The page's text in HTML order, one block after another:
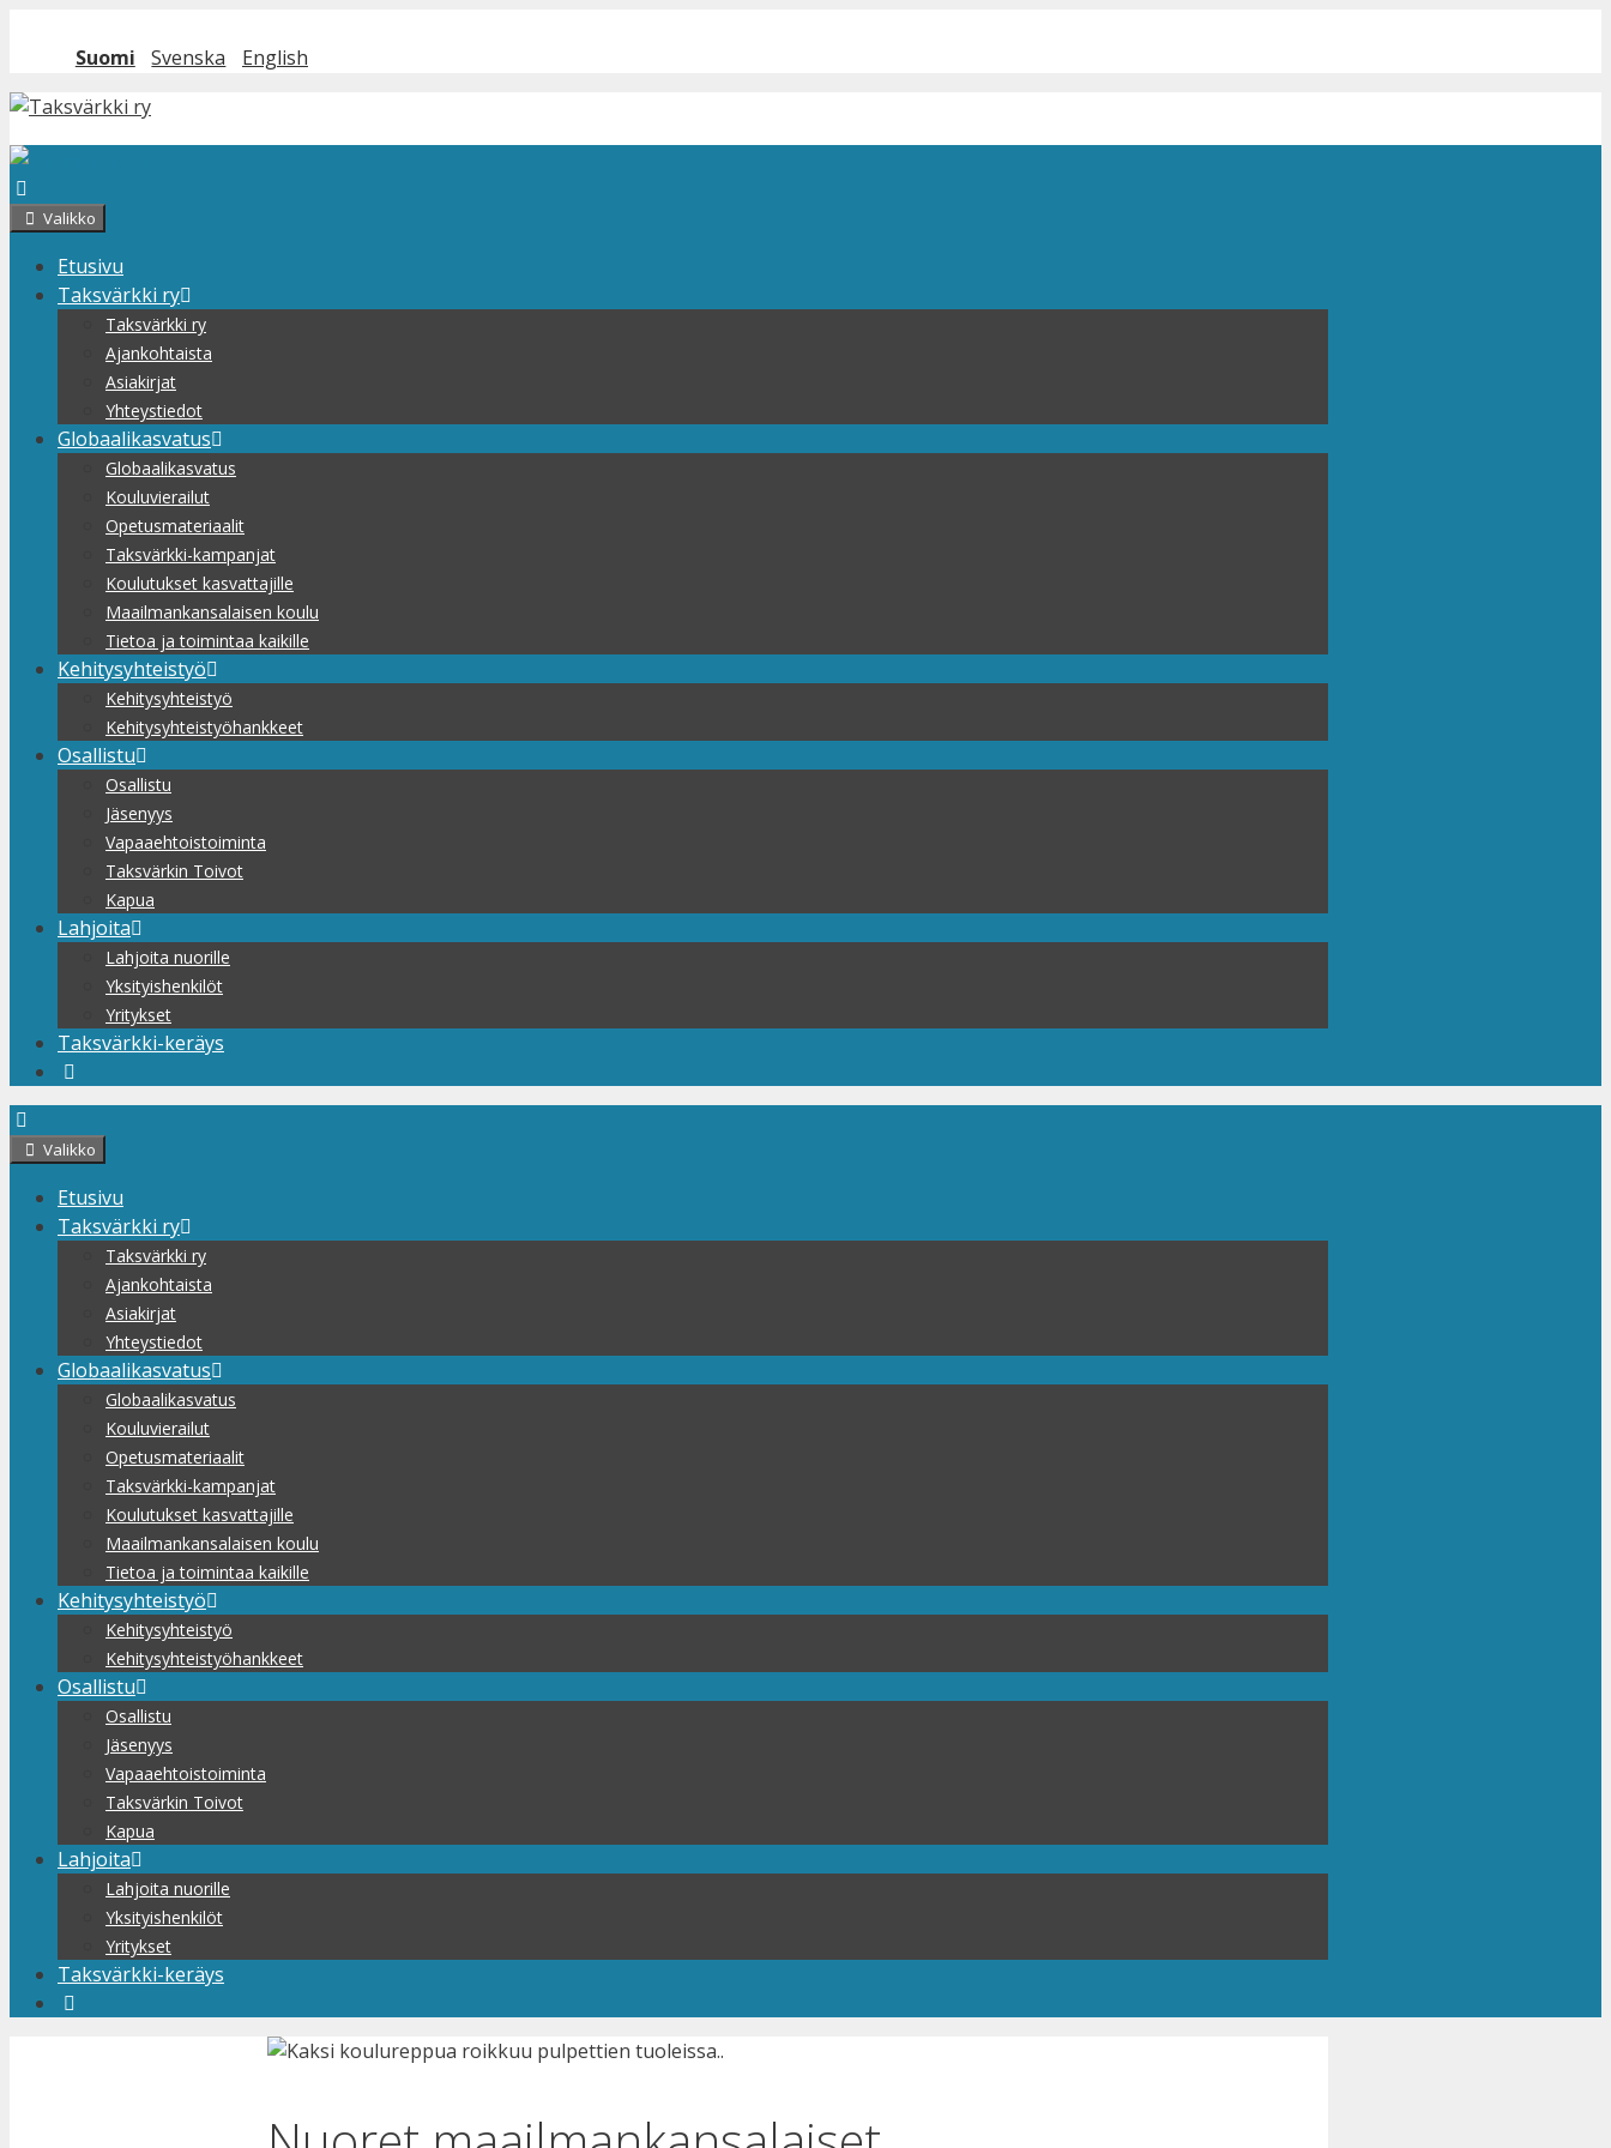
Suomi
Svenska English
Valikko
Etusivu
Taksvärkki ry
Taksvärkki ry
Ajankohtaista
Asiakirjat
Yhteystiedot
Globaalikasvatus
Globaalikasvatus
Kouluvierailut
Opetusmateriaalit
Taksvärkki-kampanjat
Koulutukset kasvattajille
Maailmankansalaisen koulu
Tietoa ja toimintaa kaikille
Kehitysyhteistyö
Kehitysyhteistyö
Kehitysyhteistyöhankkeet
Osallistu
Osallistu
Jäsenyys
Vapaaehtoistoiminta
Taksvärkin Toivot
Kapua
Lahjoita
Lahjoita nuorille
Yksityishenkilöt
Yritykset
Taksvärkki-keräys
Valikko
Etusivu
Taksvärkki ry
Taksvärkki ry
Ajankohtaista
Asiakirjat
Yhteystiedot
Globaalikasvatus
Globaalikasvatus
Kouluvierailut
Opetusmateriaalit
Taksvärkki-kampanjat
Koulutukset kasvattajille
Maailmankansalaisen koulu
Tietoa ja toimintaa kaikille
Kehitysyhteistyö
Kehitysyhteistyö
Kehitysyhteistyöhankkeet
Osallistu
Osallistu
Jäsenyys
Vapaaehtoistoiminta
Taksvärkin Toivot
Kapua
Lahjoita
Lahjoita nuorille
Yksityishenkilöt
Yritykset
Taksvärkki-keräys